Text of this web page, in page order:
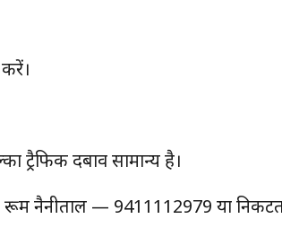
ट्रैफिक दबाव सामान्य है।
रूम नैनीताल — 9411112979 या